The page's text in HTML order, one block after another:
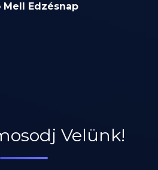
Mell Edzésnap
Velünk!